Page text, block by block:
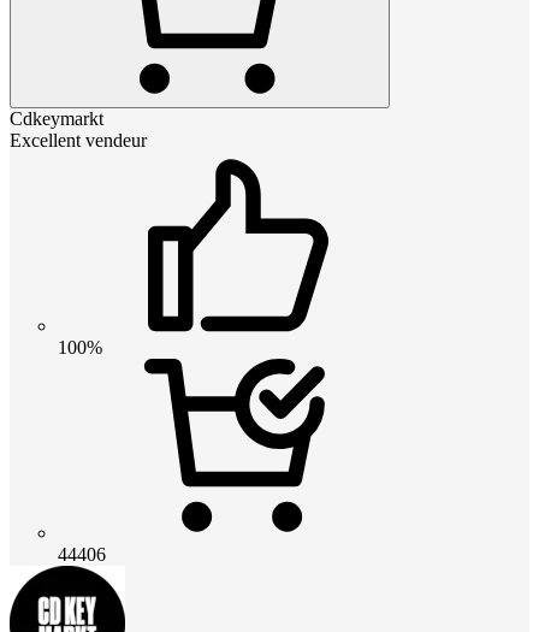
Cdkeymarkt
Excellent vendeur
100%
44406